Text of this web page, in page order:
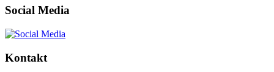
Social Media
Kontakt